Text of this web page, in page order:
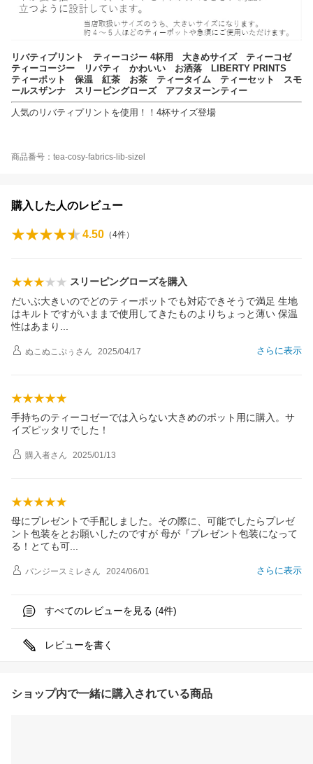
リバティプリント ティーコジー 4杯用 大きめサイズ ティーコゼ
ティーコージー リバティ かわいい お洒落 LIBERTY PRINTS
ティーポット 保温 紅茶 お茶 ティータイム ティーセット スモ
ールスザンナ スリーピングローズ アフタヌーンティー
人気のリバティプリントを使用！！4杯サイズ登場
商品番号：tea-cosy-fabrics-lib-sizel
購入した人のレビュー
4.50 （4件）
スリーピングローズを購入
だいぶ大きいのでどのティーポットでも対応できそうで満足 生地
はキルトですがいままで使用してきたものよりちょっと薄い 保温
性はあま り
さらに表示
ぬこぬこぷぅ さん 2025/04/17
手持ちのティーコゼーでは入らない大きめのポット用に購入。サ
イズピッタリでした！
購入者さん 2025/01/13
母にプレゼントで手配しました。その際に、可能でしたらプレゼ
ント包装をとお願いしたのですが 母が『プレゼント包装になって
る！とても可
さらに表示
パンジースミレさん 2024/06/01
すべてのレビューを見る (4件)
レビューを書く
ショップ内で一緒に購入されている商品